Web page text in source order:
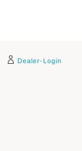
Dealer-Login